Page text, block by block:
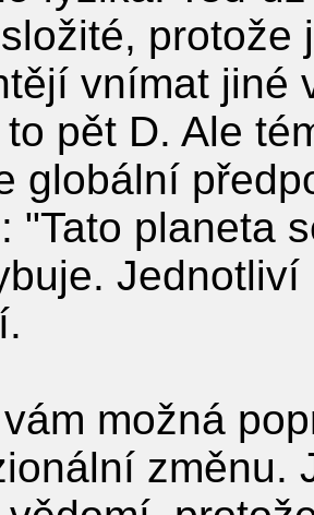
protože
vnímat jiné
pět D. Ale
globální
"Tato planeta
možná
změnu.